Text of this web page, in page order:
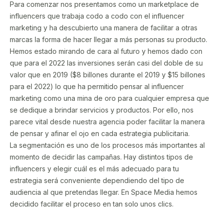
Para comenzar nos presentamos como un marketplace de
influencers que trabaja codo a codo con el influencer
marketing y ha descubierto una manera de facilitar a otras
marcas la forma de hacer llegar a más personas su producto.
Hemos estado mirando de cara al futuro y hemos dado con
que para el 2022 las inversiones serán casi del doble de su
valor que en 2019 ($8 billones durante el 2019 y $15 billones
para el 2022) lo que ha permitido pensar al influencer
marketing como una mina de oro para cualquier empresa que
se dedique a brindar servicios y productos. Por ello, nos
parece vital desde nuestra agencia poder facilitar la manera
de pensar y afinar el ojo en cada estrategia publicitaria.
La segmentación es uno de los procesos más importantes al
momento de decidir las campañas. Hay distintos tipos de
influencers y elegir cuál es el más adecuado para tu
estrategia será conveniente dependiendo del tipo de
audiencia al que pretendas llegar. En Space Media hemos
decidido facilitar el proceso en tan solo unos clics.